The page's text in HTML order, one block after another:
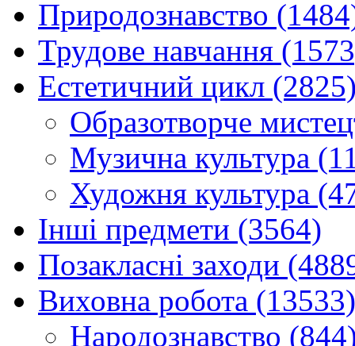
Природознавство
Трудове навчання
Естетичний цикл
Образотворче
Музична культура
Художня культура
Інші предмети (3564)
Позакласні заходи
Виховна робота (13533)
Народознавство